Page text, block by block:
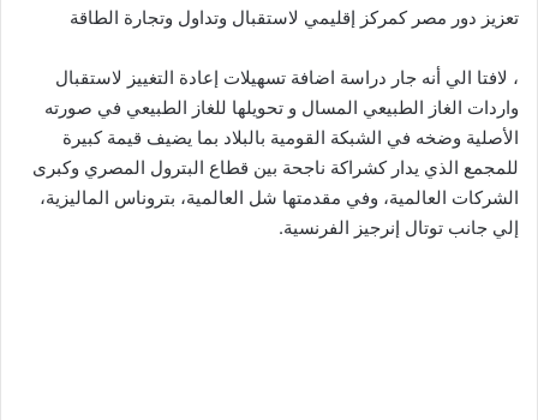
تعزيز دور مصر كمركز إقليمي لاستقبال وتداول وتجارة الطاقة
، لافتا الي أنه جار دراسة اضافة تسهيلات إعادة التغييز لاستقبال
واردات الغاز الطبيعي المسال و تحويلها للغاز الطبيعي في صورته
الأصلية وضخه في الشبكة القومية بالبلاد بما يضيف قيمة كبيرة
للمجمع الذي يدار كشراكة ناجحة بين قطاع البترول المصري وكبرى
الشركات العالمية، وفي مقدمتها شل العالمية، بتروناس الماليزية،
إلي جانب توتال إنرجيز الفرنسية.